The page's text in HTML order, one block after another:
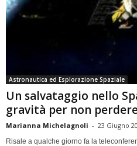
Astronautica ed Esplorazione Spaziale
Un salvataggio nello
gravità per non
Marianna Michelagnoli - 23 Giugno
Risale a qualche giorno fa la